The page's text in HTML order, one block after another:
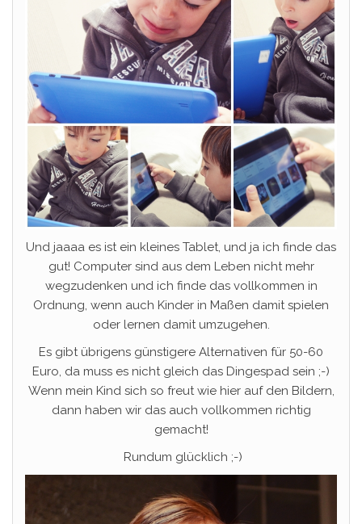
Und jaaaa es ist ein kleines Tablet, und ja ich finde das
gut! Computer sind aus dem Leben nicht mehr
wegzudenken und ich finde das vollkommen in
Ordnung, wenn auch Kinder in Maßen damit spielen
oder lernen damit umzugehen.
Es gibt übrigens günstigere Alternativen für 50-60
Euro, da muss es nicht gleich das Dingespad sein ;-)
Wenn mein Kind sich so freut wie hier auf den Bildern,
dann haben wir das auch vollkommen richtig
gemacht!
Rundum glücklich ;-)